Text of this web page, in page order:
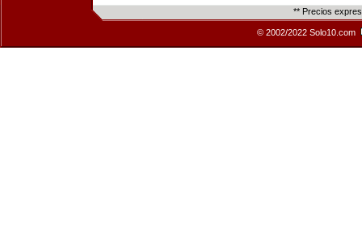
** Precios
© 2002/2022 Solo10.com